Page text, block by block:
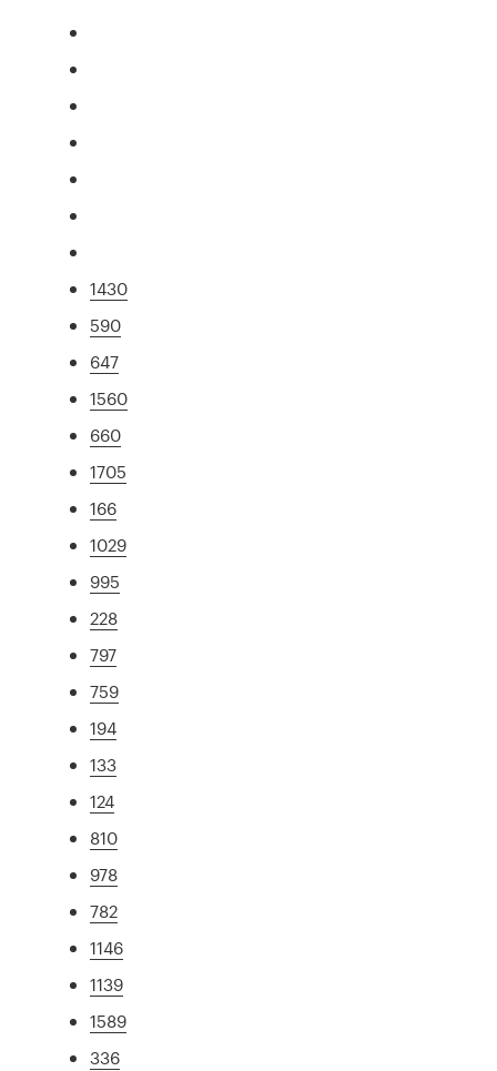
1430
590
647
1560
660
1705
166
1029
995
228
797
759
194
133
124
810
978
782
1146
1139
1589
336